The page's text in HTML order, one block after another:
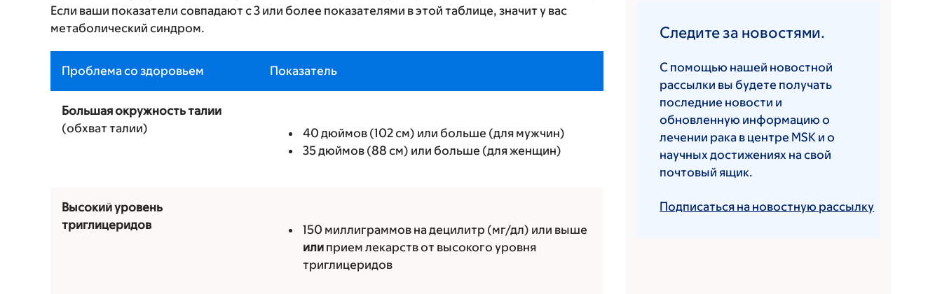
Если ваши показатели совпадают с 3 или более показателями в этой таблице, значит у вас
метаболический синдром.
Проблема со здоровьем Показатель
Большая окружность талии
(обхват талии)
40 дюймов (102 см) или больше (для мужчин)
35 дюймов (88 см) или больше (для женщин)
Высокий уровень
триглицеридов
150 миллиграммов на децилитр (мг/дл) или выше
или прием лекарств от высокого уровня
триглицеридов
Следите за новостями.
С помощью нашей новостной
рассылки вы будете получать
последние новости и
обновленную информацию о
лечении рака в центре MSK и о
научных достижениях на свой
почтовый ящик.
Подписаться на новостную рассылку